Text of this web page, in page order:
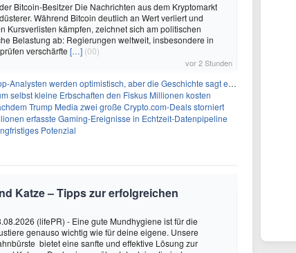
Bitcoin-Besitzer Die Nachrichten aus dem Kryptomarkt
Während Bitcoin deutlich an Wert verliert und
Kursverlisten kämpfen, zeichnet sich am politischen
Belastung ab: Regierungen weltweit, insbesondere in
verschärfte […] (00)
vor 2 Stunden
werden optimistisch, aber die Geschichte sagt etwas anderes
selbst kleine Erbschaften den Fiskus Millionen kosten
Trump Media zwei große Crypto.com-Deals storniert
erfasste Gaming-Ereignisse in Echtzeit-Datenpipeline
Potenzial
Katze – Tipps zur erfolgreichen
(lifePR) - Eine gute Mundhygiene ist für die
genauso wichtig wie für deine eigene. Unsere
bietet eine sanfte und effektive Lösung zur